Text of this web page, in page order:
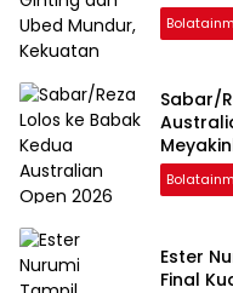
Sabar/
Ester
Final